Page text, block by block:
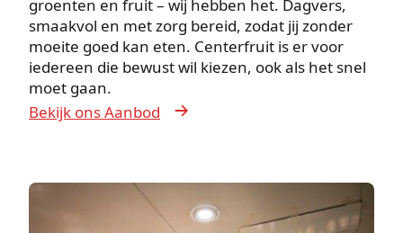
groenten en fruit – wij hebben het. Dagvers,
smaakvol en met zorg bereid, zodat jij zonder
moeite goed kan eten. Centerfruit is er voor
iedereen die bewust wil kiezen, ook als het snel
moet gaan.
Bekijk ons Aanbod